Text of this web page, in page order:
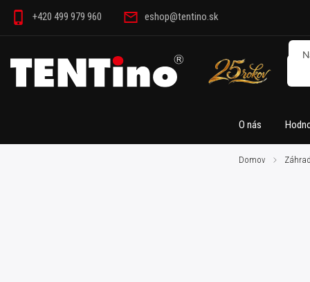
+420 499 979 960 eshop@tentino.sk
O nás
Domov /